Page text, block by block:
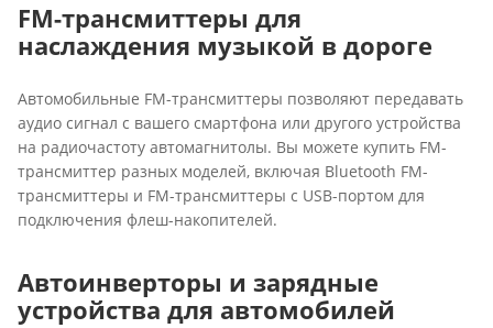
FM-трансмиттеры для
наслаждения музыкой в дороге
Автомобильные FM-трансмиттеры позволяют передавать
аудио сигнал с вашего смартфона или другого устройства
на радиочастоту автомагнитолы. Вы можете купить FM-
трансмиттер разных моделей, включая Bluetooth FM-
трансмиттеры и FM-трансмиттеры с USB-портом для
подключения флеш-накопителей.
Автоинверторы и зарядные
устройства для автомобилей